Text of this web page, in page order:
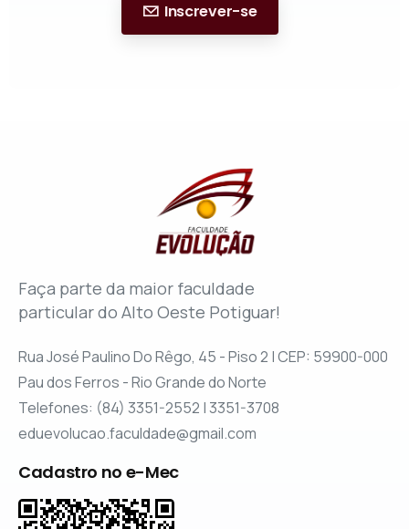
Inscrever-se
Faça parte da maior faculdade
particular do Alto Oeste Potiguar!
Rua José Paulino Do Rêgo, 45 - Piso 2 | CEP: 59900-000
Pau dos Ferros - Rio Grande do Norte
Telefones: (84) 3351-2552 | 3351-3708
eduevolucao.faculdade@gmail.com
Cadastro no e-Mec